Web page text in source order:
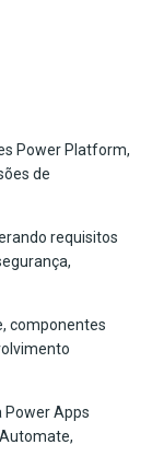
Power Platform,
de
requisitos
componentes
Power Apps